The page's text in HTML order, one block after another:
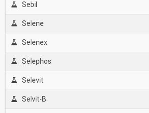
Sebil
Selene
Selenex
Selephos
Selevit
Selvit-B